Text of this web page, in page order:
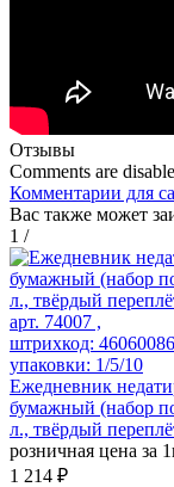
Отзывы
Comments are
Комментарии для
Вас также может
1 /
арт. 74007 ,
штрихкод:
упаковки: 1/5/10
Ежедневник
бумажный (набор
л., твёрдый
розничная цена за
1 214 ₽